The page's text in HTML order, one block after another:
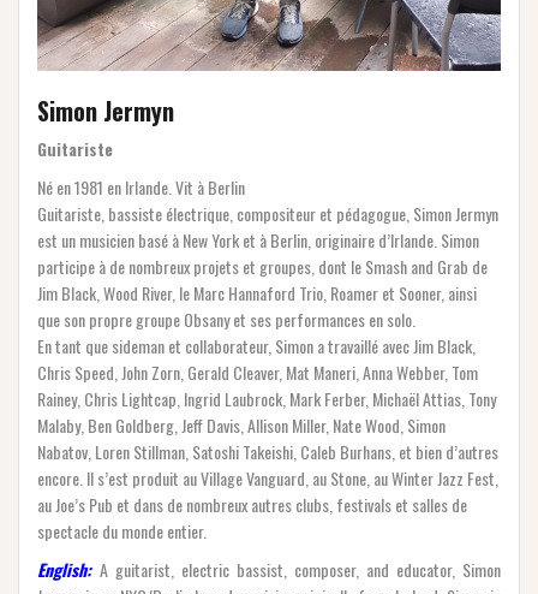
Simon Jermyn
Guitariste
Né en 1981 en Irlande. Vit à Berlin
Guitariste, bassiste électrique, compositeur et pédagogue, Simon Jermyn
est un musicien basé à New York et à Berlin, originaire d’Irlande. Simon
participe à de nombreux projets et groupes, dont le Smash and Grab de
Jim Black, Wood River, le Marc Hannaford Trio, Roamer et Sooner, ainsi
que son propre groupe Obsany et ses performances en solo.
En tant que sideman et collaborateur, Simon a travaillé avec Jim Black,
Chris Speed, John Zorn, Gerald Cleaver, Mat Maneri, Anna Webber, Tom
Rainey, Chris Lightcap, Ingrid Laubrock, Mark Ferber, Michaël Attias, Tony
Malaby, Ben Goldberg, Jeff Davis, Allison Miller, Nate Wood, Simon
Nabatov, Loren Stillman, Satoshi Takeishi, Caleb Burhans, et bien d’autres
encore. Il s’est produit au Village Vanguard, au Stone, au Winter Jazz Fest,
au Joe’s Pub et dans de nombreux autres clubs, festivals et salles de
spectacle du monde entier.
English: A guitarist, electric bassist, composer, and educator, Simon